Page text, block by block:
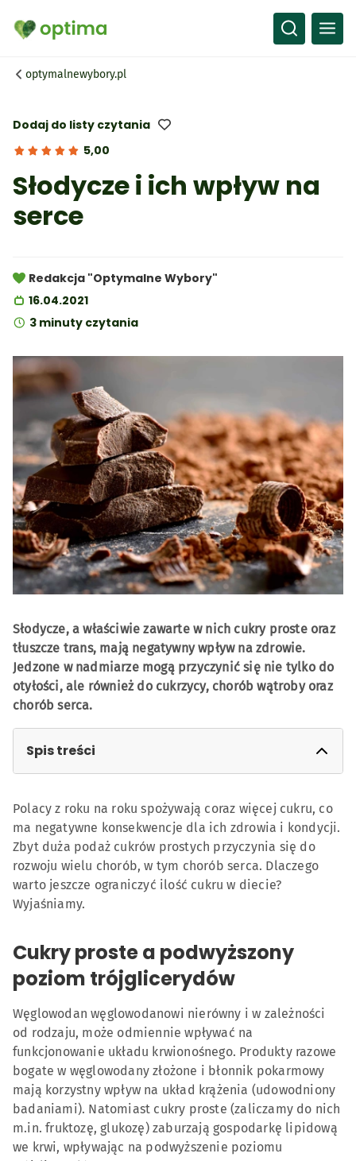
optymalnewybory.pl
5,00
Dodaj do listy czytania
Słodycze i ich wpływ na
serce
Redakcja "Optymalne Wybory"
16.04.2021
3 minuty czytania
Słodycze, a właściwie zawarte w nich cukry proste oraz
tłuszcze trans, mają negatywny wpływ na zdrowie.
Jedzone w nadmiarze mogą przyczynić się nie tylko do
otyłości, ale również do cukrzycy, chorób wątroby oraz
chorób serca.
Spis treści
trójglicerydów
Słodkie przekąski – szukaj zdrowszych opcji
Tłuszcze cukiernicze a cholesterol
Czy czekolada może być korzystna dla serca?
Dlaczego warto ograniczyć słodycze?
Polacy z roku na roku spożywają coraz więcej cukru, co
ma negatywne konsekwencje dla ich zdrowia i kondycji.
Zbyt duża podaż cukrów prostych przyczynia się do
rozwoju wielu chorób, w tym chorób serca. Dlaczego
warto jeszcze ograniczyć ilość cukru w diecie?
Wyjaśniamy.
Cukry proste a podwyższony
poziom trójglicerydów
Węglowodan węglowodanowi nierówny i w zależności
od rodzaju, może odmiennie wpływać na
funkcjonowanie układu krwionośnego. Produkty razowe
bogate w węglowodany złożone i błonnik pokarmowy
mają korzystny wpływ na układ krążenia (udowodniony
badaniami). Natomiast cukry proste (zaliczamy do nich
m.in. fruktozę, glukozę) zaburzają gospodarkę lipidową
we krwi, wpływając na podwyższenie poziomu